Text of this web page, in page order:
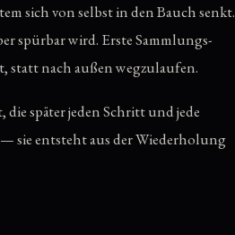
sich von selbst in den Bauch senkt.
spürbar wird. Erste Sammlungs-
statt nach außen wegzulaufen.
später jeden Schritt und jede
sie entsteht aus der Wiederholung